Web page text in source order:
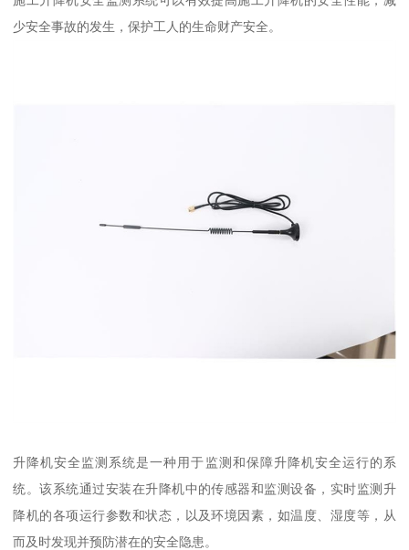
少安全事故的发生，保护工人的生命财产安全。
升降机安全监测系统是一种用于监测和保障升降机安全运行的系
统。该系统通过安装在升降机中的传感器和监测设备，实时监测升
降机的各项运行参数和状态，以及环境因素，如温度、湿度等，从
而及时发现并预防潜在的安全隐患。